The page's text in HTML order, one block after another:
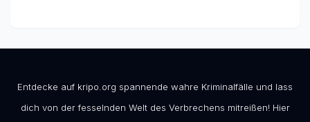
Entdecke auf kripo.org spannende wahre Kriminalfälle und lass
dich von der fesselnden Welt des Verbrechens mitreißen! Hier